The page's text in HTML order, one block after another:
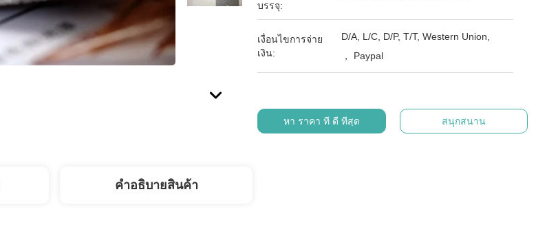
บรรจุ:
เงื่อนไขการจ่าย
เงิน:
D/A, L/C, D/P, T/T, Western Union,
， Paypal
หา ราคา ที่ ดี ที่สุด สนุกสนาน
คําอธิบายสินค้า